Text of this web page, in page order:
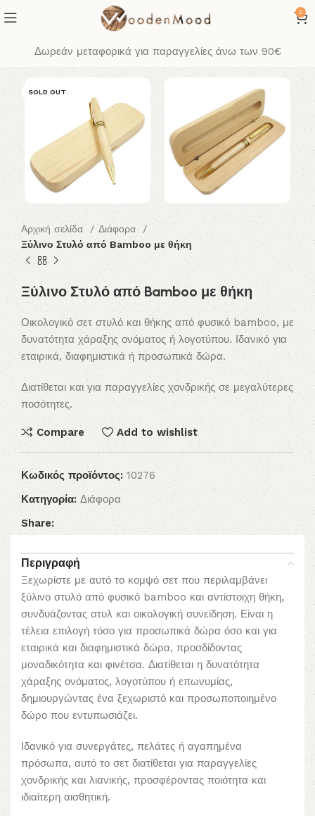
0
Δωρεάν μεταφορικά για παραγγελίες άνω των 90€
SOLD OUT
Αρχική σελίδα
Διάφορα
Ξύλινο Στυλό από Bamboo με θήκη
Ξύλινο Στυλό από Bamboo με θήκη
Οικολογικό σετ στυλό και θήκης από φυσικό bamboo, με
δυνατότητα χάραξης ονόματος ή λογοτύπου. Ιδανικό για
εταιρικά, διαφημιστικά ή προσωπικά δώρα.
Διατίθεται και για παραγγελίες χονδρικής σε μεγαλύτερες
ποσότητες.
Compare Add to wishlist
Κωδικός προϊόντος: 10276
Κατηγορία: Διάφορα
Share:
Περιγραφή
Ξεχωρίστε με αυτό το κομψό σετ που περιλαμβάνει
ξύλινο στυλό από φυσικό bamboo και αντίστοιχη θήκη,
συνδυάζοντας στυλ και οικολογική συνείδηση. Είναι η
τέλεια επιλογή τόσο για προσωπικά δώρα όσο και για
εταιρικά και διαφημιστικά δώρα, προσδίδοντας
μοναδικότητα και φινέτσα. Διατίθεται η δυνατότητα
χάραξης ονόματος, λογοτύπου ή επωνυμίας,
δημιουργώντας ένα ξεχωριστό και προσωποποιημένο
δώρο που εντυπωσιάζει.
Ιδανικό για συνεργάτες, πελάτες ή αγαπημένα
πρόσωπα, αυτό το σετ διατίθεται για παραγγελίες
χονδρικής και λιανικής, προσφέροντας ποιότητα και
ιδιαίτερη αισθητική.